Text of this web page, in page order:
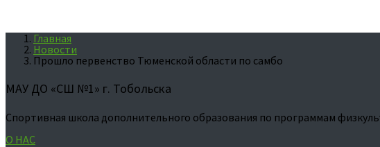
Главная
Новости
Прошло первенство Тюменской области по самбо
МАУ ДО «СШ №1» г. Тобольска
Спортивная школа дополнительного образования по программам
О НАС